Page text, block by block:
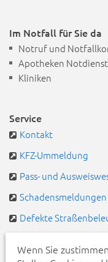
Im Notfall für Sie da
Notruf und
Apotheken Notdienst
Kliniken
Service
Kontakt
KFZ-Ummeldung
Pass- und
Schadensmeldungen
Defekte
Wenn Sie